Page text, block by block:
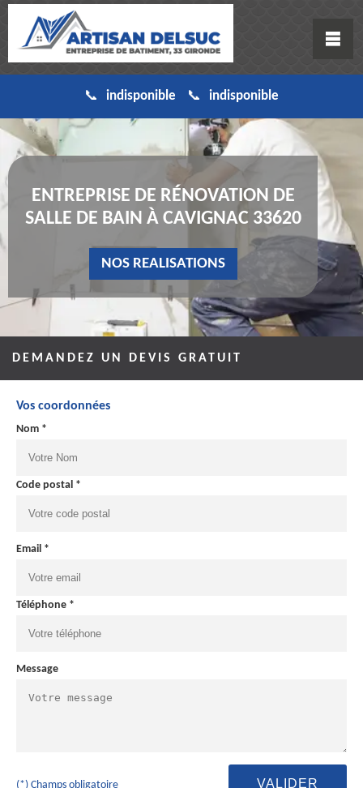
indisponible indisponible
ENTREPRISE DE RÉNOVATION DE
SALLE DE BAIN À CAVIGNAC 33620
NOS REALISATIONS
DEMANDEZ UN DEVIS GRATUIT
Vos coordonnées
Nom *
Code postal *
Email *
Téléphone *
Message
(*) Champs obligatoire